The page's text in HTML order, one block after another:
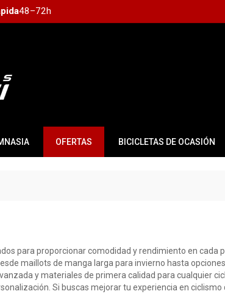
48–72h
OFERTAS BICICLETAS DE OCASIÓN
para proporcionar comodidad y rendimiento en cada
maillots de manga larga para invierno hasta
y materiales de primera calidad para cualquier
Si buscas mejorar tu experiencia en